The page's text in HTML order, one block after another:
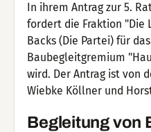
In ihrem Antrag zur 5.
fordert die Fraktion "Die
Backs (Die Partei) für
Baubegleitgremium
wird. Der Antrag ist von
Wiebke Köllner und
Begleitung von